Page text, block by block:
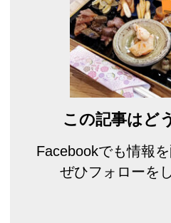
この記事はど
Facebookでも情報を
ぜひフォローを